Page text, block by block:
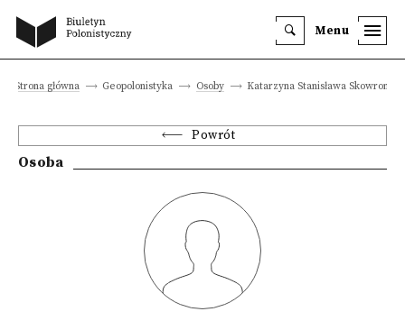
Menu
Strona główna Geopolonistyka Osoby Katarzyna Stanisława Skowronek
Powrót
Osoba